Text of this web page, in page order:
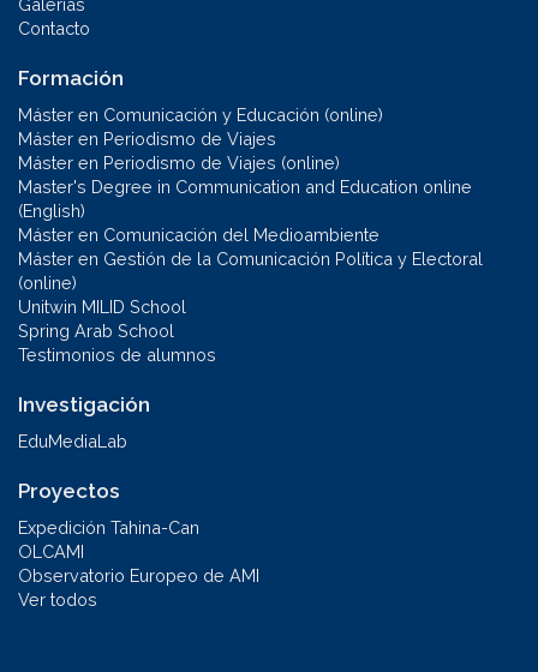
Contacto
Formación
Máster en Comunicación y Educación (online)
Máster en Periodismo de Viajes
Máster en Periodismo de Viajes (online)
Master's Degree in Communication and Education online
(English)
Máster en Comunicación del Medioambiente
Máster en Gestión de la Comunicación Política y Electoral
(online)
Unitwin MILID School
Spring Arab School
Testimonios de alumnos
Investigación
EduMediaLab
Proyectos
Expedición Tahina-Can
OLCAMI
Observatorio Europeo de AMI
Ver todos